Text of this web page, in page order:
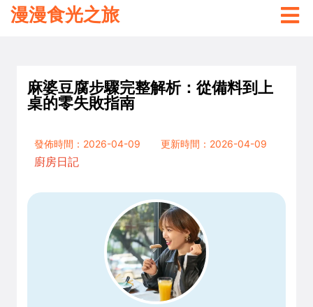
漫漫食光之旅
麻婆豆腐步驟完整解析：從備料到上
桌的零失敗指南
發佈時間：2026-04-09
更新時間：2026-04-09
廚房日記